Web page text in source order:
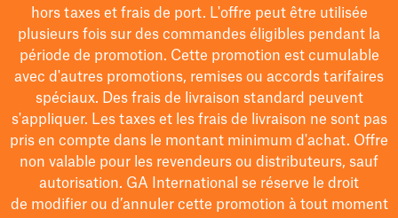
hors taxes et frais de port. L'offre peut être utilisée
plusieurs fois sur des commandes éligibles pendant la
période de promotion. Cette promotion est cumulable
avec d'autres promotions, remises ou accords tarifaires
spéciaux. Des frais de livraison standard peuvent
s'appliquer. Les taxes et les frais de livraison ne sont pas
pris en compte dans le montant minimum d'achat. Offre
non valable pour les revendeurs ou distributeurs, sauf
autorisation. GA International se réserve le droit
de modifierou d’annuler cette promotion à tout moment